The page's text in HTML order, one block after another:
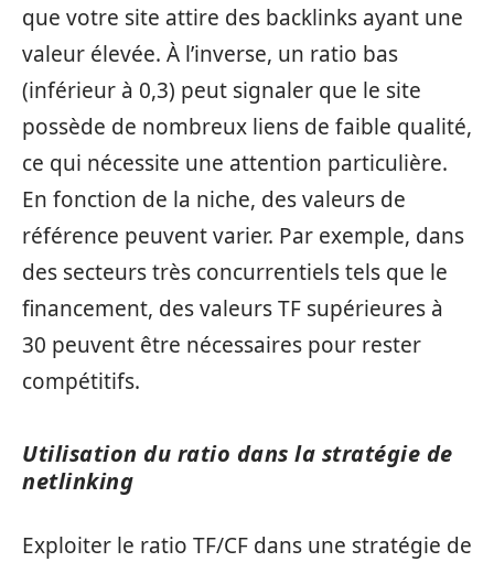
que votre site attire des backlinks ayant une
valeur élevée. À l’inverse, un ratio bas
(inférieur à 0,3) peut signaler que le site
possède de nombreux liens de faible qualité,
ce qui nécessite une attention particulière.
En fonction de la niche, des valeurs de
référence peuvent varier. Par exemple, dans
des secteurs très concurrentiels tels que le
financement, des valeurs TF supérieures à
30 peuvent être nécessaires pour rester
compétitifs.
Utilisation du ratio dans la stratégie de
netlinking
Exploiter le ratio TF/CF dans une stratégie de